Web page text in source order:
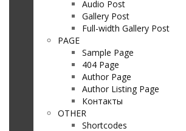
Audio Post
Gallery Post
Full-width Gallery Post
PAGE
Sample Page
404 Page
Author Page
Author Listing Page
Контакты
OTHER
Shortcodes